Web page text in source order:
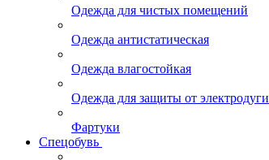
Одежда для чистых помещений
Одежда антистатическая
Одежда влагостойкая
Одежда для защиты от электродуги
Фартуки
Спецобувь